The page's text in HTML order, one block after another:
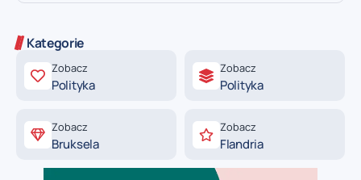
Kategorie
Zobacz
Polityka
Zobacz
Polityka
Zobacz
Bruksela
Zobacz
Flandria